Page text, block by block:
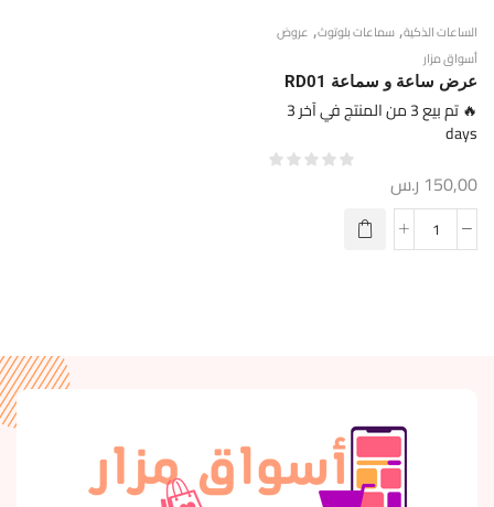
الساعات الذكية, سماعات بلوتوث, عروض
أسواق مزار
عرض ساعة و سماعة RD01
🔥 تم بيع 3 من المنتج في آخر 3
days
150,00 ر.س